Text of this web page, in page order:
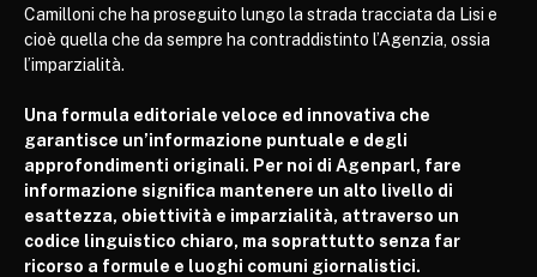
Camilloni che ha proseguito lungo la strada tracciata da Lisi e
cioè quella che da sempre ha contraddistinto l’Agenzia, ossia
l’imparzialità.
Una formula editoriale veloce ed innovativa che
garantisce un’informazione puntuale e degli
approfondimenti originali. Per noi di Agenparl, fare
informazione significa mantenere un alto livello di
esattezza, obiettività e imparzialità, attraverso un
codice linguistico chiaro, ma soprattutto senza far
ricorso a formule e luoghi comuni giornalistici.